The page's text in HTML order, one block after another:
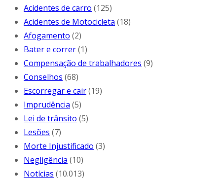
Acidentes de carro (125)
Acidentes de Motocicleta (18)
Afogamento (2)
Bater e correr(1)
Compensação de trabalhadores (9)
Conselhos (68)
Escorregar e cair(19)
Imprudência (5)
Lei de trânsito (5)
Lesões (7)
Morte Injustificado (3)
Negligência (10)
Notícias (10.013)